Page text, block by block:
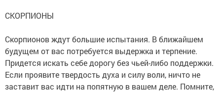
СКОРПИОНЫ
Скорпионов ждут большие испытания. В ближайшем
будущем от вас потребуется выдержка и терпение.
Придется искать себе дорогу без чьей-либо поддержки.
Если проявите твердость духа и силу воли, ничто не
заставит вас идти на попятную в вашем деле. Помните,